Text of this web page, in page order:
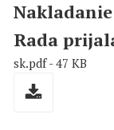
Rada
sk.pdf - 47 KB